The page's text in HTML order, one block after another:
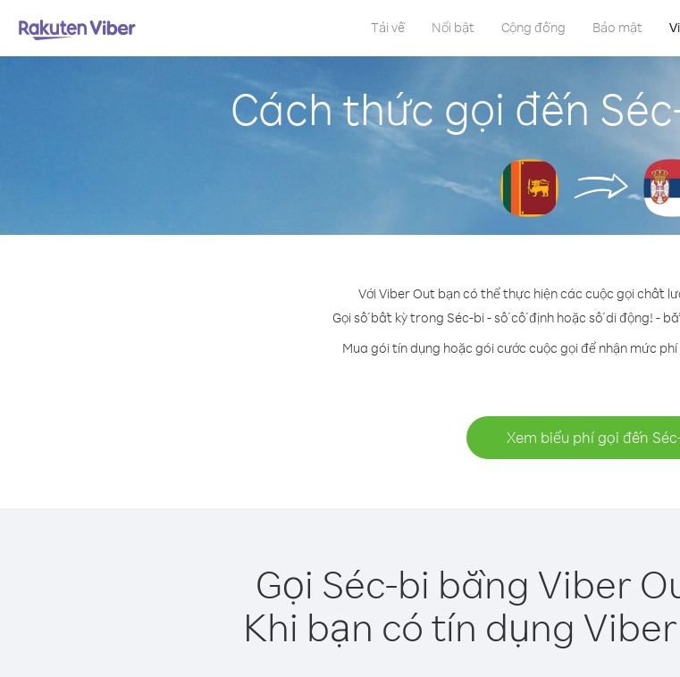
Tải về Nổi bật Cộng đồng Bảo mật
Cách thức gọi đến
Với Viber Out bạn có thể thực hiện các cuộc gọi chất
Gọi số bất kỳ trong Séc-bi - số cố định hoặc số di động! -
Mua gói tín dụng hoặc gói cước cuộc gọi để nhận mức
Xem biểu phí gọi đến
Gọi Séc-bi bằng Viber
Khi bạn có tín dụng